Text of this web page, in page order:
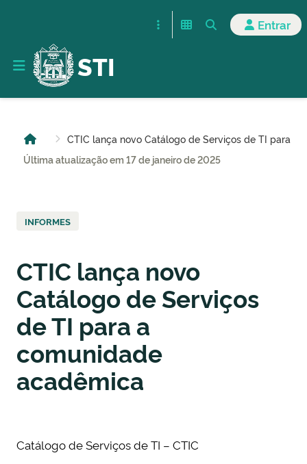
Entrar
STI
CTIC lança novo Catálogo de Serviços de TI para a
Última atualização em 17 de janeiro de 2025
INFORMES
CTIC lança novo
Catálogo de Serviços
de TI para a
comunidade
acadêmica
Catálogo de Serviços de TI – CTIC